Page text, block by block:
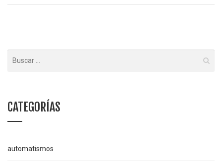
CATEGORÍAS
automatismos